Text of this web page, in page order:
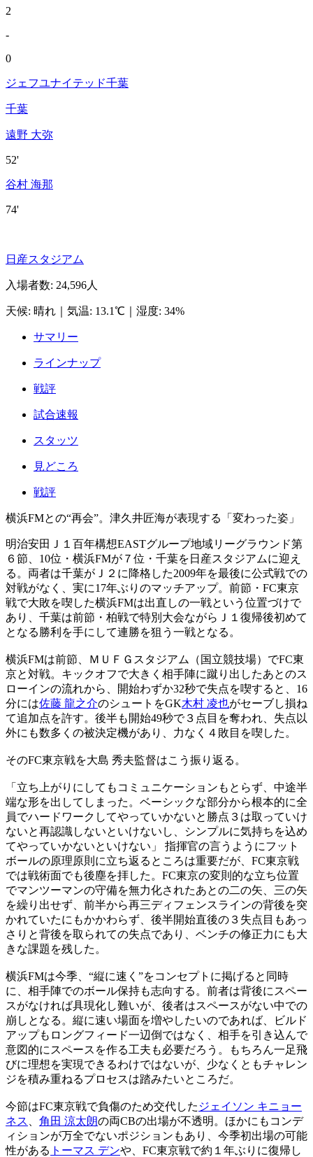
2
-
0
ジェフユナイテッド千葉
千葉
遠野 大弥
52'
谷村 海那
74'
日産スタジアム
入場者数: 24,596人
天候: 晴れ 気温: 13.1℃ 湿度: 34%
サマリー
ラインナップ
戦評
試合速報
スタッツ
見どころ
戦評
横浜FMとの“再会”。津久井匠海が表現する「変わった姿」
明治安田Ｊ１百年構想EASTグループ地域リーグラウンド第
６節、10位・横浜FMが７位・千葉を日産スタジアムに迎え
る。両者は千葉がＪ２に降格した2009年を最後に公式戦での
対戦がなく、実に17年ぶりのマッチアップ。前節・FC東京
戦で大敗を喫した横浜FMは出直しの一戦という位置づけで
あり、千葉は前節・柏戦で特別大会ながらＪ１復帰後初めて
となる勝利を手にして連勝を狙う一戦となる。
横浜FMは前節、ＭＵＦＧスタジアム（国立競技場）でFC東
京と対戦。キックオフで大きく相手陣に蹴り出したあとのス
ローインの流れから、開始わずか32秒で失点を喫すると、16
分には佐藤 龍之介のシュートをGK木村 凌也がセーブし損ね
て追加点を許す。後半も開始49秒で３点目を奪われ、失点以
外にも数多くの被決定機があり、力なく４敗目を喫した。
そのFC東京戦を大島 秀夫監督はこう振り返る。
「立ち上がりにしてもコミュニケーションもとらず、中途半
端な形を出してしまった。ベーシックな部分から根本的に全
員でハードワークしてやっていかないと勝点３は取っていけ
ないと再認識しないといけないし、シンプルに気持ちを込め
てやっていかないといけない」 指揮官の言うようにフット
ボールの原理原則に立ち返るところは重要だが、FC東京戦
では戦術面でも後塵を拝した。FC東京の変則的な立ち位置
でマンツーマンの守備を無力化されたあとの二の矢、三の矢
を繰り出せず、前半から再三ディフェンスラインの背後を突
かれていたにもかかわらず、後半開始直後の３失点目もあっ
さりと背後を取られての失点であり、ベンチの修正力にも大
きな課題を残した。
横浜FMは今季、“縦に速く”をコンセプトに掲げると同時
に、相手陣でのボール保持も志向する。前者は背後にスペー
スがなければ具現化し難いが、後者はスペースがない中での
崩しとなる。縦に速い場面を増やしたいのであれば、ビルド
アップもロングフィード一辺倒ではなく、相手を引き込んで
意図的にスペースを作る工夫も必要だろう。もちろん一足飛
びに理想を実現できるわけではないが、少なくともチャレン
ジを積み重ねるプロセスは踏みたいところだ。
今節はFC東京戦で負傷のため交代した ジェイソン キニョー
ネス
角田 涼太朗の両CBの出場が不透明。ほかにもコンデ
ィションが万全でないポジションもあり、今季初出場の可能
性がある トーマス デンや、FC東京戦で約１年ぶりに復帰し